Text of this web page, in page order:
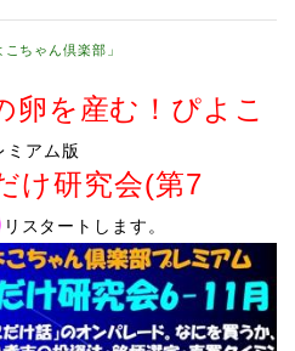
ちゃん倶楽部」
卵を産む！ぴよこ
ミアム版
け研究会(第7
リスタート します。